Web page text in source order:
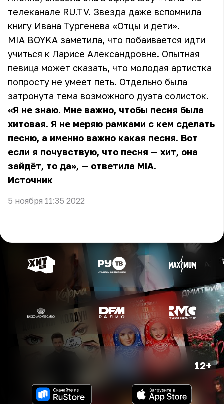
телеканале RU.TV. Звезда даже вспомнила
книгу Ивана Тургенева «Отцы и дети».
MIA BOYKA заметила, что побаивается идти
учиться к Ларисе Александровне. Опытная
певица может сказать, что молодая артистка
попросту не умеет петь. Отдельно была
затронута тема возможного дуэта солисток.
«Я не знаю. Мне важно, чтобы песня была
хитовая. Я не меряю рамками с кем сделать
песню, а именно важно какая песня. Вот
если я почувствую, что песня — хит, она
зайдёт, то да», — ответила MIA.
Источник
5 ноября 11:35 2022
12+